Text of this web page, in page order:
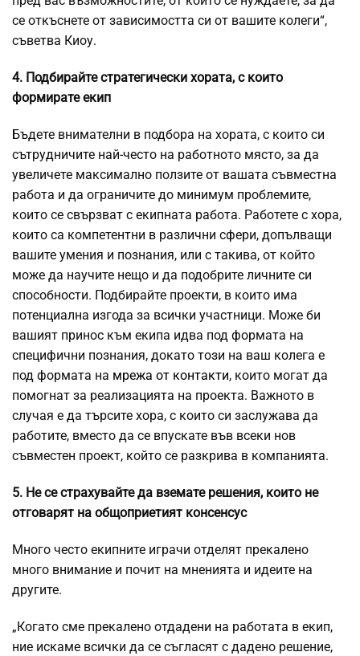
се откъснете от зависимостта си от вашите колеги“,
съветва Киоу.
4. Подбирайте стратегически хората, с които
формирате екип
Бъдете внимателни в подбора на хората, с които си
сътрудничите най-често на работното място, за да
увеличете максимално ползите от вашата съвместна
работа и да ограничите до минимум проблемите,
които се свързват с екипната работа. Работете с хора,
които са компетентни в различни сфери, допълващи
вашите умения и познания, или с такива, от който
може да научите нещо и да подобрите личните си
способности. Подбирайте проекти, в които има
потенциална изгода за всички участници. Може би
вашият принос към екипа идва под формата на
специфични познания, докато този на ваш колега е
под формата на мрежа от контакти, които могат да
помогнат за реализацията на проекта. Важното в
случая е да търсите хора, с които си заслужава да
работите, вместо да се впускате във всеки нов
съвместен проект, който се разкрива в компанията.
5. Не се страхувайте да вземате решения, които не
отговарят на общоприетият консенсус
Много често екипните играчи отделят прекалено
много внимание и почит на мненията и идеите на
другите.
„Когато сме прекалено отдадени на работата в екип,
ние искаме всички да се съгласят с дадено решение,